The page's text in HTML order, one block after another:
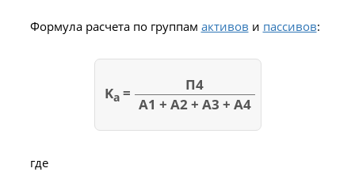
Формула расчета по группам активов и пассивов:
Kа=
П4
А1 + А2 + А3 + А4
где